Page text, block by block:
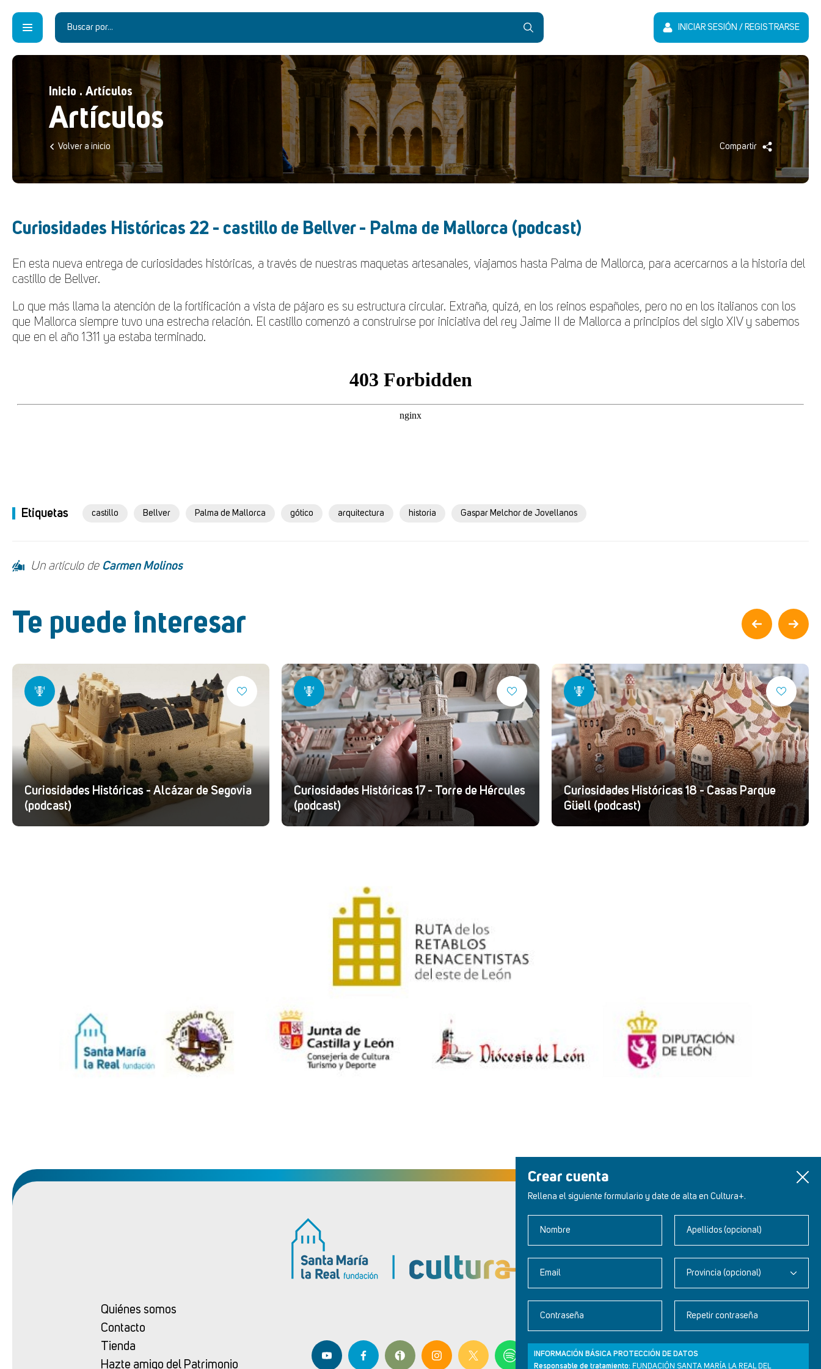
Crear cuenta
Rellena el siguiente formulario y date de alta en Cultura+.
Nombre Apellidos (opcional)
Email Provincia (opcional)
Contraseña Repetir contraseña
INFORMACIÓN BÁSICA PROTECCIÓN DE DATOS
Responsable de tratamiento: FUNDACIÓN SANTA MARÍA LA REAL DEL
INICIAR SESIÓN / REGISTRARSE
Inicio . Artículos
Artículos
Volver a inicio Compartir
Curiosidades Históricas 22 - castillo de Bellver - Palma de Mallorca (podcast)
En esta nueva entrega de curiosidades históricas, a través de nuestras maquetas artesanales, viajamos hasta Palma de Mallorca, para acercarnos a la historia del
castillo de Bellver.
Lo que más llama la atención de la fortificación a vista de pájaro es su estructura circular. Extraña, quizá, en los reinos españoles, pero no en los italianos con los
que Mallorca siempre tuvo una estrecha relación. El castillo comenzó a construirse por iniciativa del rey Jaime II de Mallorca a principios del siglo XIV y sabemos
que en el año 1311 ya estaba terminado.
Etiquetas castillo Bellver Palma de Mallorca gótico arquitectura historia Gaspar Melchor de Jovellanos
Un artículo de Carmen Molinos
Te puede interesar
Curiosidades Históricas - Alcázar de Segovia
(podcast)
Curiosidades Históricas 17 - Torre de Hércules
(podcast)
Curiosidades Históricas 18 - Casas Parque
Güell (podcast)
Quiénes somos
Contacto
Tienda
Hazte amigo del Patrimonio
Newsletter
Aviso legal
Política de privacidad
Política de cookies